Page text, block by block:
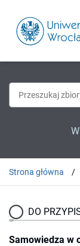
Strona główna
DO
Samowiedza w